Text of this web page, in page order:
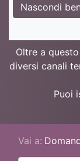
Nascondi
Oltre a
diversi canali
Puoi
Vai a: